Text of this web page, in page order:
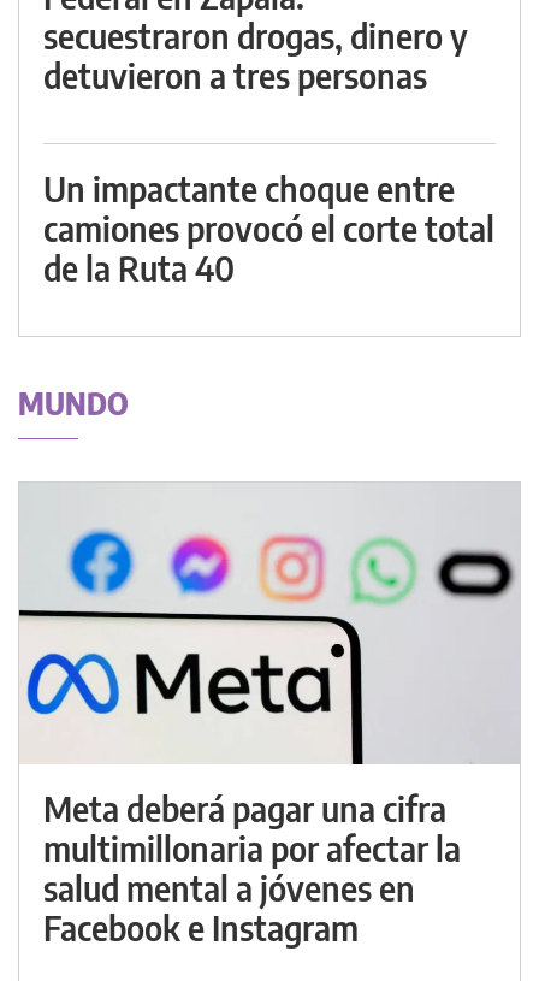
secuestraron drogas, dinero y
detuvieron a tres personas
Un impactante choque entre
camiones provocó el corte total
de la Ruta 40
MUNDO
Meta deberá pagar una cifra
multimillonaria por afectar la
salud mental a jóvenes en
Facebook e Instagram